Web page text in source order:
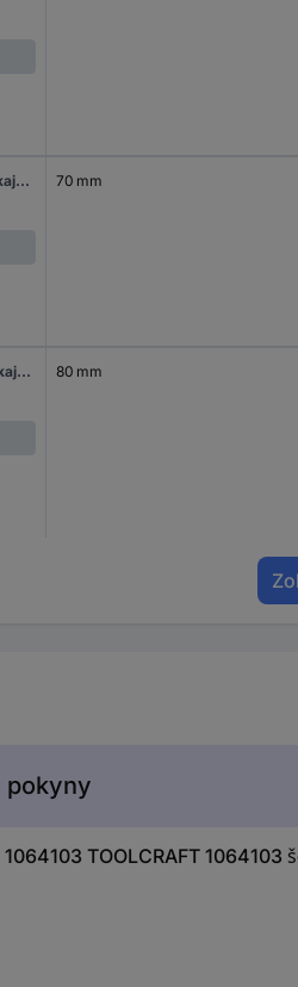
TOOLCRAFT 1063163 šesťhranná skrutka M5 70 mm vonkajší šesťhran DIN 931 nerezová ocel A2 100 ks 70 mm
TOOLCRAFT 1063164 šesťhranná skrutka M5 80 mm vonkajší šesťhran DIN 931 nerezová ocel A2 100 ks 80 mm
pokyny
TOOLCRAFT